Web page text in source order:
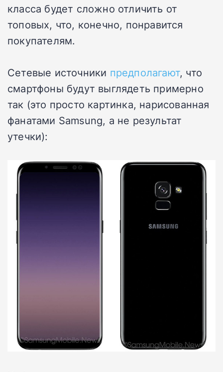
класса будет сложно отличить от
топовых, что, конечно, понравится
покупателям.
Сетевые источники предполагают, что
смартфоны будут выглядеть примерно
так (это просто картинка, нарисованная
фанатами Samsung, а не результат
утечки):